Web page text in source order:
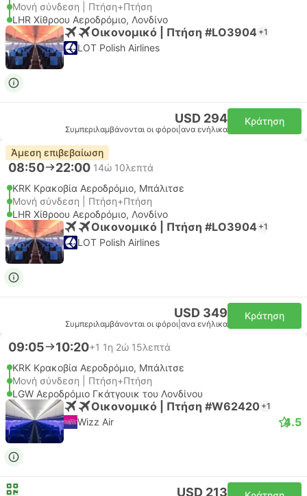
Μονή σύνδεση | Πτήση+Πτήση
LHR Χίθροου Αεροδρόμιο, Λονδίνο
Οικονομικό | Πτήση #LO3904 +1
LOT Polish Airlines
USD 294
Συμπεριλαμβάνονται οι φόροι ανα ενήλικα
Κράτηση
Άμεση επιβεβαίωση
08:50 22:00 14ώ 10λεπτά
KRK Κρακοβία Αεροδρόμιο, Μπάλιτσε
Μονή σύνδεση | Πτήση+Πτήση
LHR Χίθροου Αεροδρόμιο, Λονδίνο
Οικονομικό | Πτήση #LO3904 +1
LOT Polish Airlines
USD 349
Συμπεριλαμβάνονται οι φόροι ανα ενήλικα
Κράτηση
09:05 10:20+1 1η 2ώ 15λεπτά
KRK Κρακοβία Αεροδρόμιο, Μπάλιτσε
Μονή σύνδεση | Πτήση+Πτήση
LGW Αεροδρόμιο Γκάτγουικ του Λονδίνου
Οικονομικό | Πτήση #W62420 +1
Wizz Air 4.5
USD 213